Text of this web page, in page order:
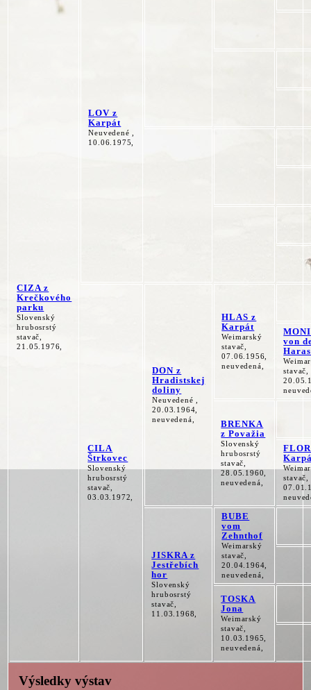
CIZA z
Krečkového
parku
Slovenský
hrubosrstý
stavač,
21.05.1976,
LOV z
Karpát
Neuvedené ,
10.06.1975,
CILA
Štrkovec
Slovenský
hrubosrstý
stavač,
03.03.1972,
DON z
Hradistskej
doliny
Neuvedené ,
20.03.1964,
neuvedená,
HLAS z
Karpát
Weimarský
stavač,
07.06.1956,
neuvedená,
von
stavač,
BRENKA
z Považia
Slovenský
hrubosrstý
stavač,
28.05.1960,
neuvedená,
stavač,
JISKRA z
Jestřebích
hor
Slovenský
hrubosrstý
stavač,
11.03.1968,
BUBE
vom
Zehnthof
Weimarský
stavač,
20.04.1964,
neuvedená,
TOSKA
Jona
Weimarský
stavač,
10.03.1965,
neuvedená,
Výsledky výstav